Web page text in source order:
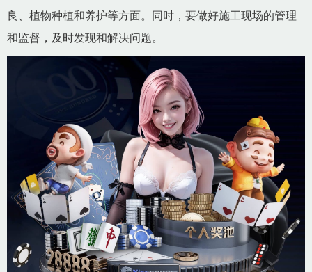
良、植物种植和养护等方面。同时，要做好施工现场的管理
和监督，及时发现和解决问题。